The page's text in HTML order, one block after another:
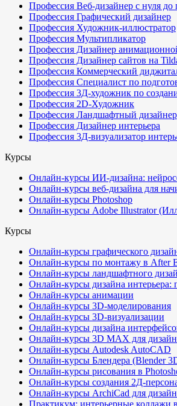
Профессия Веб-дизайнер с нуля до
Профессия Графический дизайнер
Профессия Художник-иллюстратор
Профессия Мультипликатор
Профессия Дизайнер
Профессия Дизайнер сайтов на
Профессия Коммерческий
Профессия Специалист по
Профессия 3Д-художник по
Профессия 2D-Художник
Профессия Ландшафтный дизайнер
Профессия Дизайнер интерьера
Профессия 3Д-визуализатор
Курсы
Онлайн-курсы ИИ-дизайна:
Онлайн-курсы веб-дизайна для
Онлайн-курсы Photoshop
Онлайн-курсы Adobe Illustrator
Курсы
Онлайн-курсы графического
Онлайн-курсы по монтажу в After
Онлайн-курсы ландшафтного
Онлайн-курсы дизайна интерьера:
Онлайн-курсы анимации
Онлайн-курсы 3D-моделирования
Онлайн-курсы 3D-визуализации
Онлайн-курсы дизайна
Онлайн-курсы 3D MAX для
Онлайн-курсы Autodesk AutoCAD
Онлайн-курсы Блендера (Blender
Онлайн-курсы рисования в
Онлайн-курсы создания 2Д-
Онлайн-курсы ArchiCad для
Практикум: интерьерные коллажи